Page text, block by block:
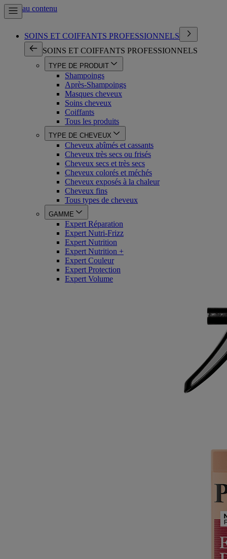
Aller au contenu
SOINS ET COIFFANTS PROFESSIONNELS
SOINS ET COIFFANTS PROFESSIONNELS
TYPE DE PRODUIT
Shampoings
Après-Shampoings
Masques cheveux
Soins cheveux
Coiffants
Tous les produits
TYPE DE CHEVEUX
Cheveux abîmés et cassants
Cheveux très secs ou frisés
Cheveux secs et très secs
Cheveux colorés et méchés
Cheveux exposés à la chaleur
Cheveux fins
Tous types de cheveux
GAMME
Expert Réparation
Expert Nutri-Frizz
Expert Nutrition
Expert Nutrition +
Expert Couleur
Expert Protection
Expert Volume